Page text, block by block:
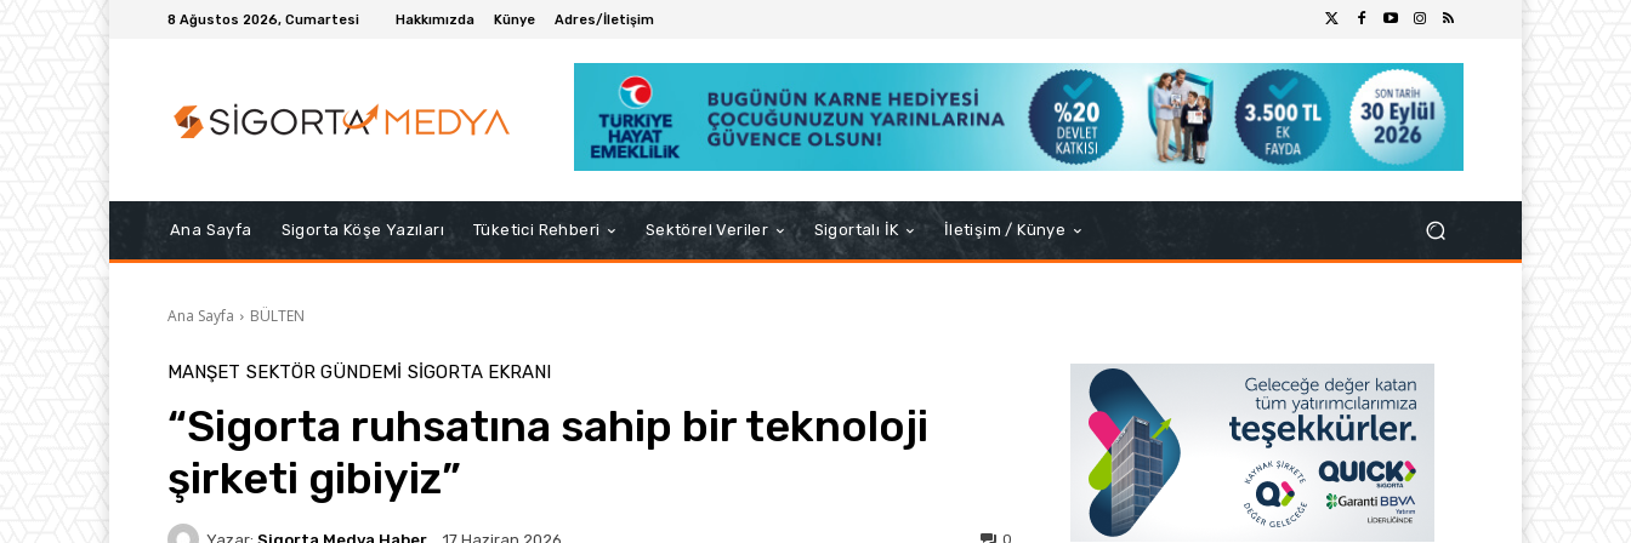
8 Ağustos 2026, Cumartesi Hakkımızda Künye Adres/İletişim
Ana Sayfa Sigorta Köşe Yazıları Tüketici Rehberi Sektörel Veriler Sigortalı İK İletişim / Künye
Ana Sayfa BÜLTEN
MANŞET SEKTÖR GÜNDEMİ SIGORTA EKRANI
“Sigorta ruhsatına sahip bir teknoloji
şirketi gibiyiz”